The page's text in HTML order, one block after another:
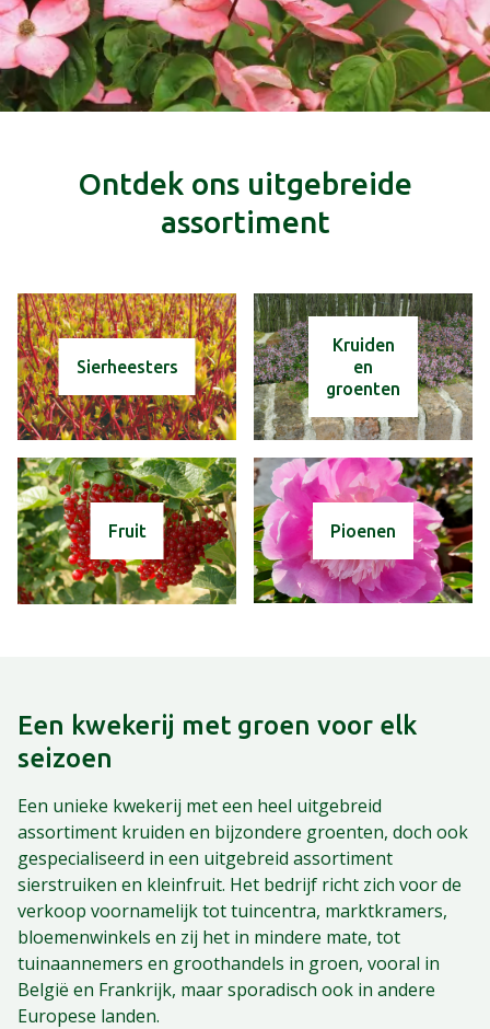
Ontdek ons uitgebreide
assortiment
Sierheesters
Kruiden
en
groenten
Fruit Pioenen
Een kwekerij met groen voor elk
seizoen
Een unieke kwekerij met een heel uitgebreid
assortiment kruiden en bijzondere groenten, doch ook
gespecialiseerd in een uitgebreid assortiment
sierstruiken en kleinfruit. Het bedrijf richt zich voor de
verkoop voornamelijk tot tuincentra, marktkramers,
bloemenwinkels en zij het in mindere mate, tot
tuinaannemers en groothandels in groen, vooral in
België en Frankrijk, maar sporadisch ook in andere
Europese landen.